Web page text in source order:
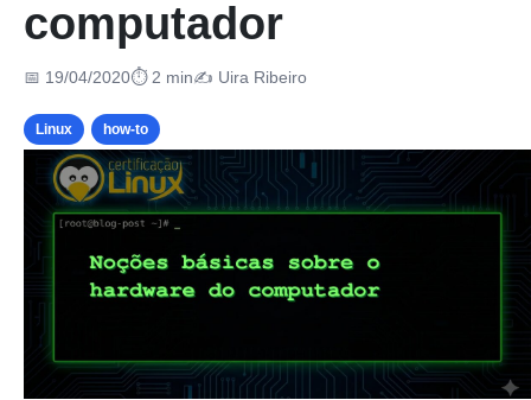
computador
📅 19/04/2020⏱ 2 min✍️ Uira Ribeiro
Linux how-to